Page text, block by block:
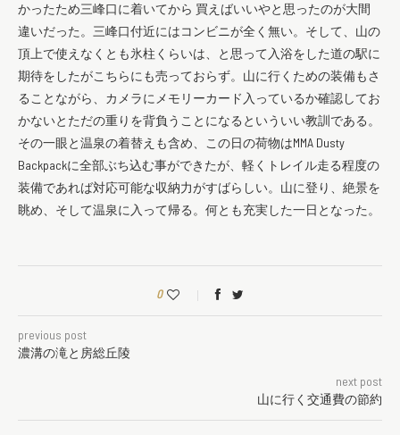
かったため三峰口に着いてから 買えばいいやと思ったのが大間
違いだった。三峰口付近にはコンビニが全く無い。そして、山の
頂上で使えなくとも氷柱くらいは、と思って入浴をした道の駅に
期待をしたがこちらにも売っておらず。山に行くための装備もさ
ることながら、カメラにメモリーカード入っているか確認してお
かないとただの重りを背負うことになるといういい教訓である。
その一眼と温泉の着替えも含め、この日の荷物はMMA Dusty
Backpackに全部ぶち込む事ができたが、軽くトレイル走る程度の
装備であれば対応可能な収納力がすばらしい。山に登り、絶景を
眺め、そして温泉に入って帰る。何とも充実した一日となった。
0
previous post
濃溝の滝と房総丘陵
next post
山に行く交通費の節約